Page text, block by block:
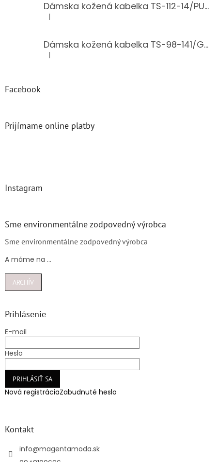
Dámska kožená kabelka TS-112-14/PUDER
Hodnotenie produktu je 5 z 5 hviezdičiek.
|
Dámska kožená kabelka TS-98-141/GOLD
Hodnotenie produktu je 5 z 5 hviezdičiek.
|
Facebook
Prijímame online platby
Instagram
Sme environmentálne zodpovedný výrobca
Sme environmentálne zodpovedný výrobca
A máme na ...
ARCHÍV
Prihlásenie
E-mail
Heslo
PRIHLÁSIŤ SA
Nová registráciaZabudnuté heslo
Kontakt
info@magentamoda.sk